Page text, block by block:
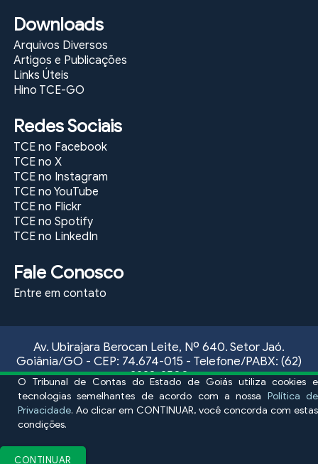
O Tribunal de Contas do Estado de Goiás utiliza cookies e
tecnologias semelhantes de acordo com a nossa Política de
Privacidade. Ao clicar em CONTINUAR, você concorda com estas
condições.
CONTINUAR
Downloads
Arquivos Diversos
Artigos e Publicações
Links Úteis
Hino TCE-GO
Redes Sociais
TCE no Facebook
TCE no X
TCE no Instagram
TCE no YouTube
TCE no Flickr
TCE no Spotify
TCE no LinkedIn
Fale Conosco
Entre em contato
Av. Ubirajara Berocan Leite, Nº 640. Setor Jaó.
Goiânia/GO - CEP: 74.674-015 - Telefone/PABX: (62)
3228-2500
Atendimento ao público externo, das 09:00 às 17:00
horas, de segunda a sexta-feira
E-mail Ouvidoria: